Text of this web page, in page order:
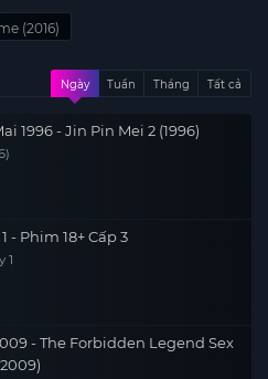
(2016)
Ngày Tuần Tháng Tất cả
1996 - Jin Pin Mei 2 (1996)
- Phim 18+ Cấp 3
1
- The Forbidden Legend Sex